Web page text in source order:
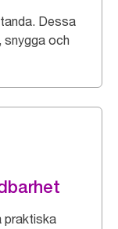
Dessa
snygga och
praktiska